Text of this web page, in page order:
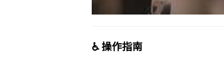
♿ 操作指南